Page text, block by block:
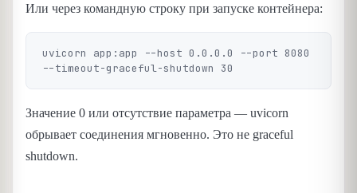
Или через командную строку при запуске контейнера:
uvicorn app:app --host 0.0.0.0 --port 8080
Значение 0 или отсутствие параметра — uvicorn
обрывает соединения мгновенно. Это не graceful
shutdown.